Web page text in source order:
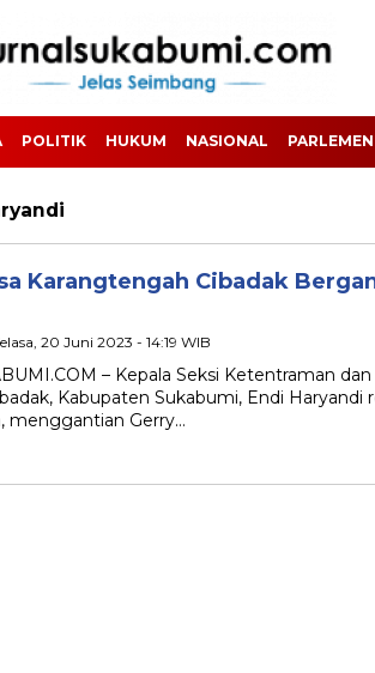
POLITIK HUKUM NASIONAL PARLEMEN
Karangtengah Cibadak
20 Juni 2023 - 14:19 WIB
– Kepala Seksi Ketentraman
Kabupaten Sukabumi, Endi Haryandi
menggantian Gerry…